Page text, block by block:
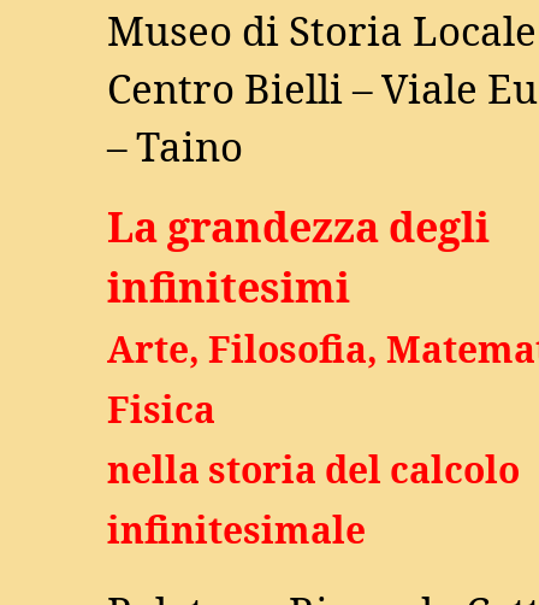
Museo di Storia Locale
Centro Bielli – Viale
– Taino
La grandezza degli
infinitesimi
Arte, Filosofia,
Fisica
nella storia del calcolo
infinitesimale